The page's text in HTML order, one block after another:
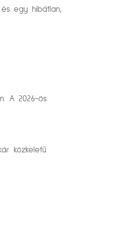
egy hibátlan,
A 2026-ös
közkeletű